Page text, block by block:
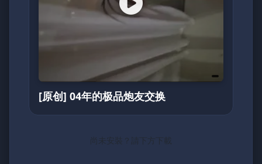
[原创] 04年的极品炮友交换
尚未安裝？請下方下載